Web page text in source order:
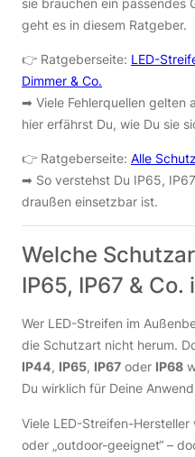
geht es in diesem Ratgeber.
👉 Ratgeberseite: LED-
Dimmer & Co.
➡︎ Viele Fehlerquellen gelten
hier erfährst Du, wie Du sie
👉 Ratgeberseite: Alle
➡︎ So verstehst Du IP65,
draußen einsetzbar ist.
Welche
IP65, IP67 &
Wer LED-Streifen im
die Schutzart nicht herum.
IP44, IP65, IP67 oder IP68
Du wirklich für Deine
Viele LED-Streifen-
oder „outdoor-geeignet“ –